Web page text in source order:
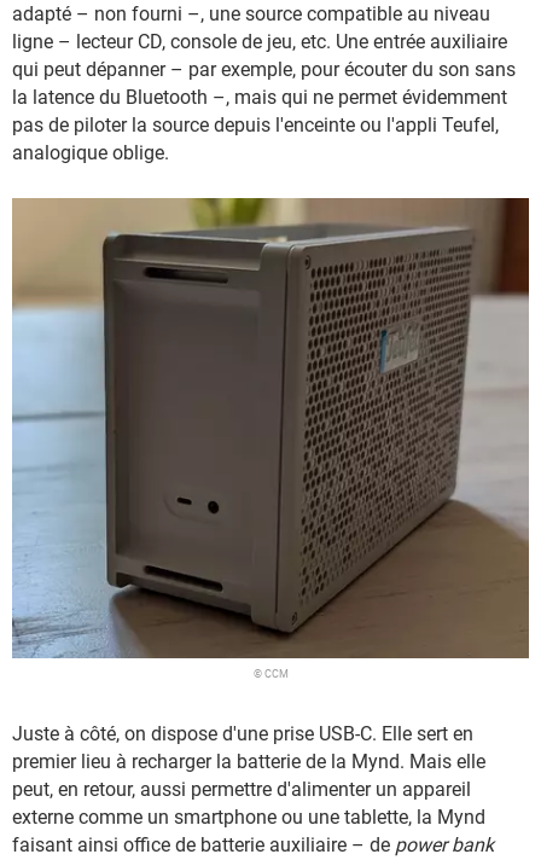
adapté – non fourni –, une source compatible au niveau
ligne – lecteur CD, console de jeu, etc. Une entrée auxiliaire
qui peut dépanner – par exemple, pour écouter du son sans
la latence du Bluetooth –, mais qui ne permet évidemment
pas de piloter la source depuis l'enceinte ou l'appli Teufel,
analogique oblige.
© CCM
Juste à côté, on dispose d'une prise USB-C. Elle sert en
premier lieu à recharger la batterie de la Mynd. Mais elle
peut, en retour, aussi permettre d'alimenter un appareil
externe comme un smartphone ou une tablette, la Mynd
faisant ainsi office de batterie auxiliaire – de power bank